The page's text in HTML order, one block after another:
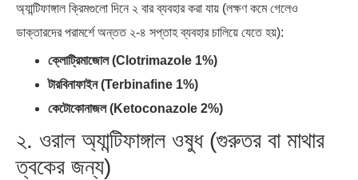
অ্যান্টিফাঙ্গাল ক্রিমগুলো দিনে ২ বার ব্যবহার করা যায় (লক্ষণ কমে গেলেও
ডাক্তারদের পরামর্শে অন্তত ২-৪ সপ্তাহ ব্যবহার চালিয়ে যেতে হয়):
ক্লোট্রিমাজোল (Clotrimazole 1%)
টারবিনাফাইন (Terbinafine 1%)
কেটোকোনাজল (Ketoconazole 2%)
২. ওরাল অ্যান্টিফাঙ্গাল ওষুধ (গুরুতর বা মাথার
ত্বকের জন্য)